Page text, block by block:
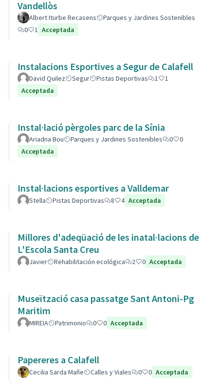
Vandellòs
Albert Iturbe Recasens
Parques y Jardines Sostenibles
0
1 Acceptada
Instalacions Esportives a Segur de Calafell
David Quilez Segur Pistas Deportivas 1
1
Acceptada
Instal·lació pèrgoles parc de la Sínia
Ariadna Bou Parques y Jardines Sostenibles 0
0
Acceptada
Instal·lacions esportives a Valldemar
Stella Pistas Deportivas 8 4 Acceptada
Millores d'adeqüació de les inatal·lacions de
L'Escola Santa Creu
Javier Rehabilitación ecológica 2 0 Acceptada
Museïtzació casa passatge Sant Antoni-Pg
Maritim
MIREIA Patrimonio 0 0 Acceptada
Papereres a Calafell
Cecilia Sarda Mañe Calles y Viales 0 0 Acceptada